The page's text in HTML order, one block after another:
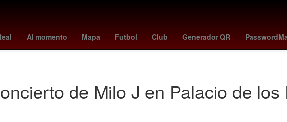
Al momento Mapa Futbol Club Generador QR
noche de san juan 2026 suiza vs canada portugal vs uzbekistan instituto
de Milo J en Palacio de